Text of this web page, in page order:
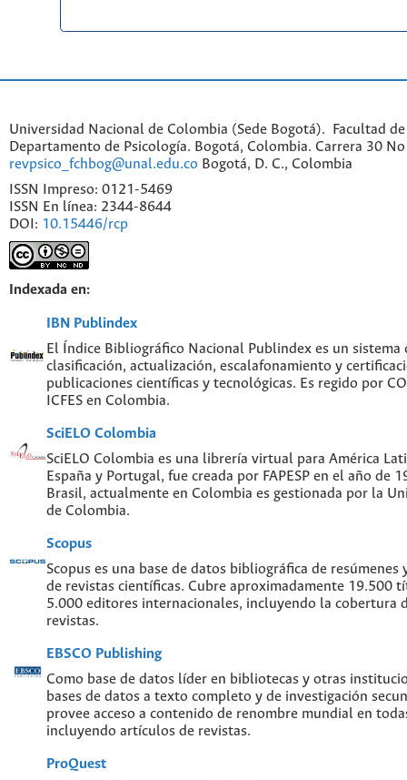
Universidad Nacional de Colombia (Sede Bogotá). Facultad de
Departamento de Psicología. Bogotá, Colombia. Carrera 30
revpsico_fchbog@unal.edu.co Bogotá, D. C., Colombia
ISSN Impreso: 0121-5469
ISSN En línea: 2344-8644
DOI: 10.15446/rcp
Indexada en:
IBN Publindex
El Índice Bibliográfico Nacional Publindex es un
clasificación, actualización, escalafonamiento y
publicaciones científicas y tecnológicas. Es regido por
ICFES en Colombia.
SciELO Colombia
SciELO Colombia es una librería virtual para América
España y Portugal, fue creada por FAPESP en el año de
Brasil, actualmente en Colombia es gestionada por la
de Colombia.
Scopus
Scopus es una base de datos bibliográfica de
de revistas científicas. Cubre aproximadamente 19.500
5.000 editores internacionales, incluyendo la cobertura
revistas.
EBSCO Publishing
Como base de datos líder en bibliotecas y otras
bases de datos a texto completo y de investigación
provee acceso a contenido de renombre mundial en
incluyendo artículos de revistas.
ProQuest